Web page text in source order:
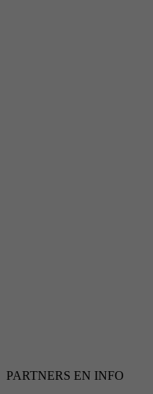
PARTNERS EN INFO